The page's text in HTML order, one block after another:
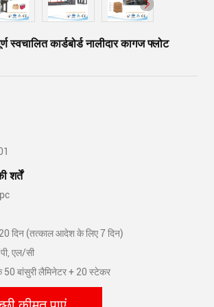
स्वचालित कार्डबोर्ड नालीदार कागज फ्लोट
शर्तें
दिन (तत्काल आदेश के लिए 7 दिन)
एल/सी
50 बांसुरी लैमिनेटर + 20 स्टेकर